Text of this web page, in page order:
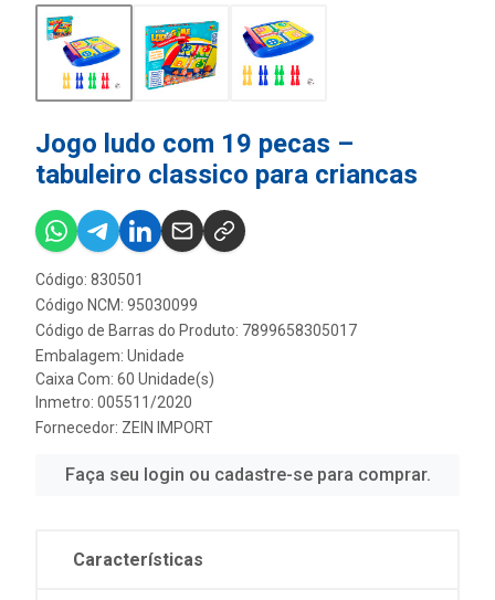
Jogo ludo com 19 pecas –
tabuleiro classico para criancas
Código: 830501
Código NCM: 95030099
Código de Barras do Produto: 7899658305017
Embalagem: Unidade
Caixa Com: 60 Unidade(s)
Inmetro: 005511/2020
Fornecedor: ZEIN IMPORT
Faça seu login ou cadastre-se para comprar.
Características